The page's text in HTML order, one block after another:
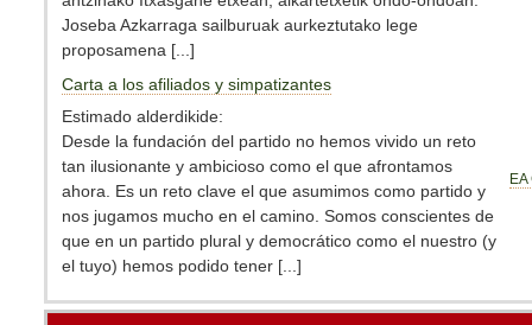
Joseba Azkarraga sailburuak aurkeztutako lege
proposamena [...]
Carta a los afiliados y simpatizantes
Estimado alderdikide:
Desde la fundación del partido no hemos vivido un reto
tan ilusionante y ambicioso como el que afrontamos
ahora. Es un reto clave el que asumimos como partido y
nos jugamos mucho en el camino. Somos conscientes de
que en un partido plural y democrático como el nuestro (y
el tuyo) hemos podido tener [...]
EA